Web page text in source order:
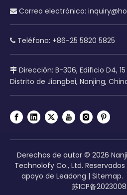
 Correo electrónico:
 Teléfono: +86-25 5820 5825
 Dirección: B-306, Edificio D4,
Distrito de Jiangbei, Nanjing,
Derechos de autor © 2026
Technolofy Co., Ltd.
apoyo de Leadong | Sitemap.
苏ICP备